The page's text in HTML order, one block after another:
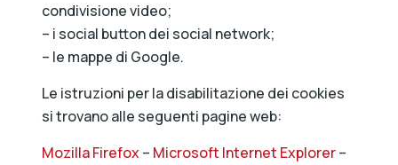
condivisione video;
– i social button dei social network;
– le mappe di Google.
Le istruzioni per la disabilitazione dei cookies
si trovano alle seguenti pagine web:
Mozilla Firefox– Microsoft Internet Explorer–